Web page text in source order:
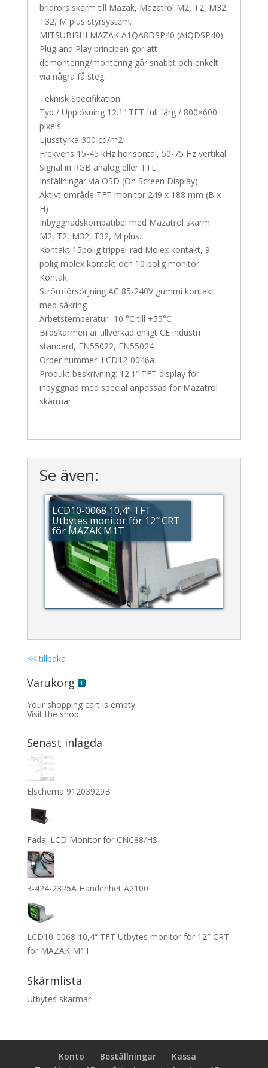
bridrörs skärm till Mazak, Mazatrol M2, T2, M32,
T32, M plus styrsystem.
MITSUBISHI MAZAK A1QA8DSP40 (AIQDSP40)
Plug and Play principen gör att
demontering/montering går snabbt och enkelt
via några få steg.
Teknisk Specifikation:
Typ / Upplösning 12.1“ TFT full färg / 800×600
pixels
Ljusstyrka 300 cd/m2
Frekvens 15-45 kHz horisontal, 50-75 Hz vertikal
Signal in RGB analog eller TTL
Inställningar via OSD (On Screen Display)
Aktivt område TFT monitor 249 x 188 mm (B x
H)
Inbyggnadskompatibel med Mazatrol skärm:
M2, T2, M32, T32, M plus.
Kontakt 15polig trippel-rad Molex kontakt, 9
polig molex kontakt och 10 polig monitor
Kontak.
Strömförsörjning AC 85-240V gummi kontakt
med säkring
Arbetstemperatur -10 °C till +55°C
Bildskärmen är tillverkad enligt CE industri
standard, EN55022, EN55024
Order nummer: LCD12-0046a
Produkt beskrivning: 12.1“ TFT display för
inbyggnad med special anpassad för Mazatrol
skärmar
Se även:
LCD10-0068 10,4“ TFT
Utbytes monitor för 12″ CRT
för MAZAK M1T
<< tillbaka
Varukorg
Your shopping cart is empty
Visit the shop
Senast inlagda
Elschema 91203929B
Fadal LCD Monitor för CNC88/HS
3-424-2325A Handenhet A2100
LCD10-0068 10,4“ TFT Utbytes monitor för 12″ CRT
för MAZAK M1T
Skärmlista
Utbytes skärmar
Konto Beställningar
Kassa